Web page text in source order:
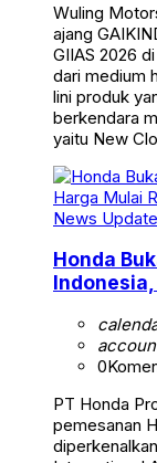
Wuling
ajang
GIIAS 2026
dari medium
lini produk
berkendara
yaitu New
News Update
Honda
0
PT Honda
pemesanan